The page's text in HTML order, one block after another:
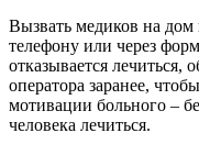
Вызвать медиков на
телефону или через
отказывается лечиться,
оператора заранее,
мотивации больного –
человека лечиться.